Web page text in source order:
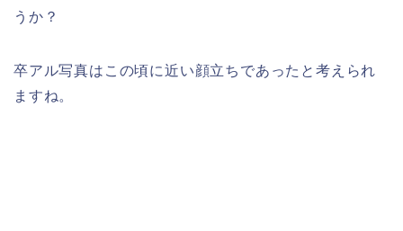
うか？
卒アル写真はこの頃に近い顔立ちであったと考えられ
ますね。